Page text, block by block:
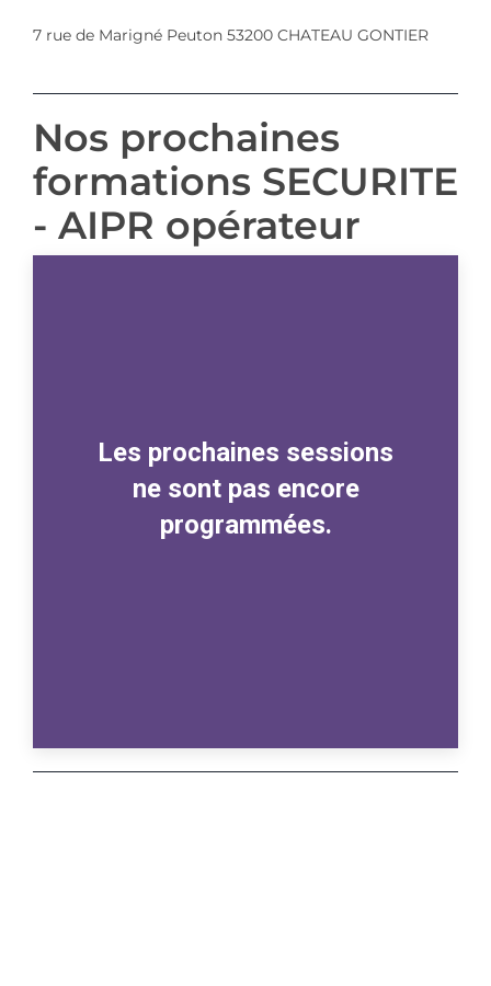
7 rue de Marigné Peuton 53200 CHATEAU GONTIER
Nos prochaines
formations SECURITE
- AIPR opérateur
Les prochaines sessions
ne sont pas encore
programmées.